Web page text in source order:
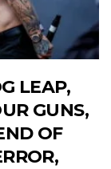
LEAP,
GUNS,
OF